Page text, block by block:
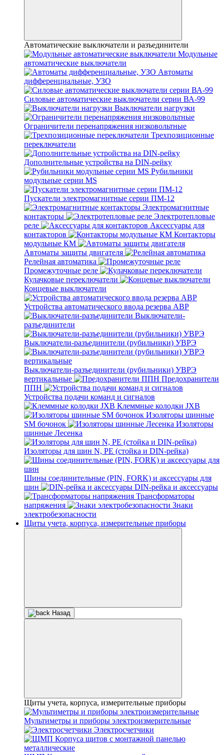
Автоматические выключатели и разъединители
Модульные
автоматические выключатели
Автоматы
дифференциальные, УЗО
Силовые автоматические выключатели серии ВА-99
Выключатели нагрузки
Ограничители перенапряжения низковольтные
Трехпозиционные
переключатели
Дополнительные устройства на DIN-рейку
Рубильники
модульные серии MS
Пускатели электромагнитные серии ПМ-12
Электромагнитные
контакторы
Электротепловые
реле
Аксессуары для
контакторов
Контакторы
модульные КМ
Автоматы защиты двигателя
Релейная автоматика
Промежуточные реле
Кулачковые переключатели
Концевые выключатели
Устройства автоматического ввода резерва АВР
Выключатели-
разъединители
Выключатели-разъединители (рубильники) УВРЭ
Выключатели-разъединители (рубильники) УВРЭ
вертикальные
Предохранители
ППН
Устройства подачи команд и сигналов
Клеммные колодки JXB
Изоляторы шинные
SM бочонок
Изоляторы
шинные Лесенка
Изоляторы для шин N, PE (стойка и DIN-рейка)
Шины соединительные (PIN, FORK) и аксессуары для
шин
DIN-рейка и аксессуары
Трансформаторы
напряжения
Знаки
электробезопасности
Щиты учета, корпуса, измерительные приборы
Назад
Щиты учета, корпуса, измерительные приборы
Мультиметры и приборы электроизмерительные
Электросчетчики